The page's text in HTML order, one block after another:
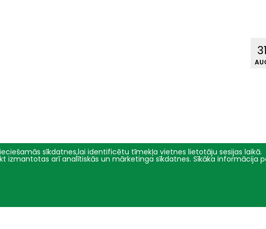
31
sīkdatnes,lai identificētu tīmekļa vietnes lietotāju sesijas laikā.
izmantotas arī analītiskās un mārketinga sīkdatnes. Sīkāka informācija